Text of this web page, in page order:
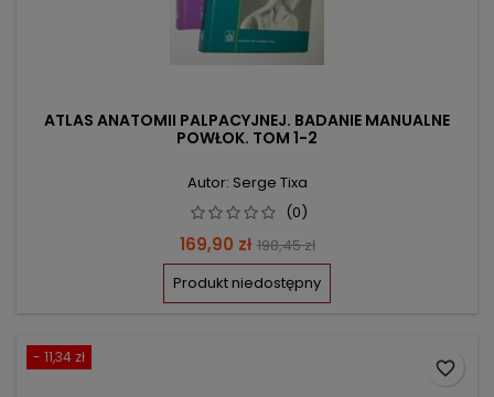
ATLAS ANATOMII PALPACYJNEJ. BADANIE MANUALNE
POWŁOK. TOM 1-2
Autor: Serge Tixa
(0)
Cena
169,90 zł Cena
podstawowa
198,45 zł
Produkt niedostępny
- 11,34 zł
favorite_border